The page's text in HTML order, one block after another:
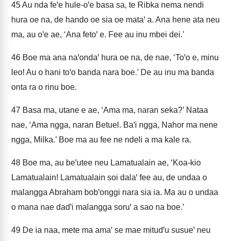
45Au nda feꞌe hule-oꞌe basa sa, te Ribka nema nendi
hura oe na, de hando oe sia oe mataꞌ a. Ana hene ata neu
ma, au oꞌe ae, ‘Ana fetoꞌ e. Fee au inu mbei dei.’
46 Boe ma ana naꞌondaꞌ hura oe na, de nae, ‘Toꞌo e, minu
leo! Au o hani toꞌo banda nara boe.’ De au inu ma banda
onta ra o rinu boe.
47 Basa ma, utane e ae, ‘Ama ma, naran seka?’ Nataa
nae, ‘Ama ngga, naran Betuel. Baꞌi ngga, Nahor ma nene
ngga, Milka.’ Boe ma au fee ne ndeli a ma kale ra.
48 Boe ma, au beꞌutee neu Lamatualain ae, ‘Koa-kio
Lamatualain! Lamatualain soi dalaꞌ fee au, de undaa o
malangga Abraham bobꞌonggi nara sia ia. Ma au o undaa
o mana nae dadꞌi malangga soruꞌ a sao na boe.’
49 De ia naa, mete ma amaꞌ se mae mitudꞌu susueꞌ neu